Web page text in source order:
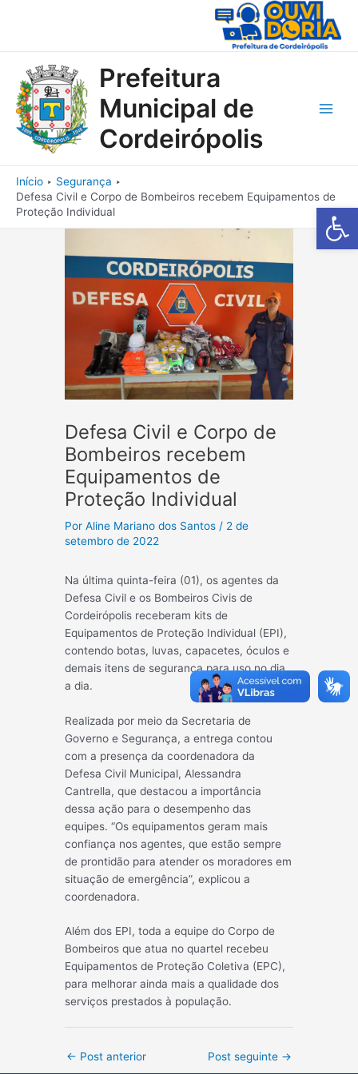
Barra de
Prefeitura
Municipal de
Cordeirópolis
Início
Segurança
Defesa Civil e Corpo de Bombeiros recebem Equipamentos de
Proteção Individual
Defesa Civil e Corpo de
Bombeiros recebem
Equipamentos de
Proteção Individual
PorAline Mariano dos Santos/ 2 de
setembro de 2022
Na última quinta-feira (01), os agentes da
Defesa Civil e os Bombeiros Civis de
Cordeirópolis receberam kits de
Equipamentos de Proteção Individual (EPI),
contendo botas, luvas, capacetes, óculos e
demais itens de segurança para uso no dia
a dia.
Realizada por meio da Secretaria de
Governo e Segurança, a entrega contou
com a presença da coordenadora da
Defesa Civil Municipal, Alessandra
Cantrella, que destacou a importância
dessa ação para o desempenho das
equipes. “Os equipamentos geram mais
confiança nos agentes, que estão sempre
de prontidão para atender os moradores em
situação de emergência”, explicou a
coordenadora.
Além dos EPI, toda a equipe do Corpo de
Bombeiros que atua no quartel recebeu
Equipamentos de Proteção Coletiva (EPC),
para melhorar ainda mais a qualidade dos
serviços prestados à população.
Post
← Post anterior Post seguinte →